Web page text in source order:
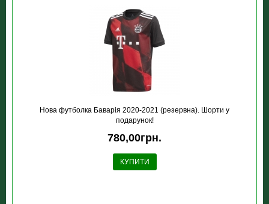
Нова футболка Баварія 2020-2021 (резервна). Шорти у
подарунок!
780,00грн.
КУПИТИ